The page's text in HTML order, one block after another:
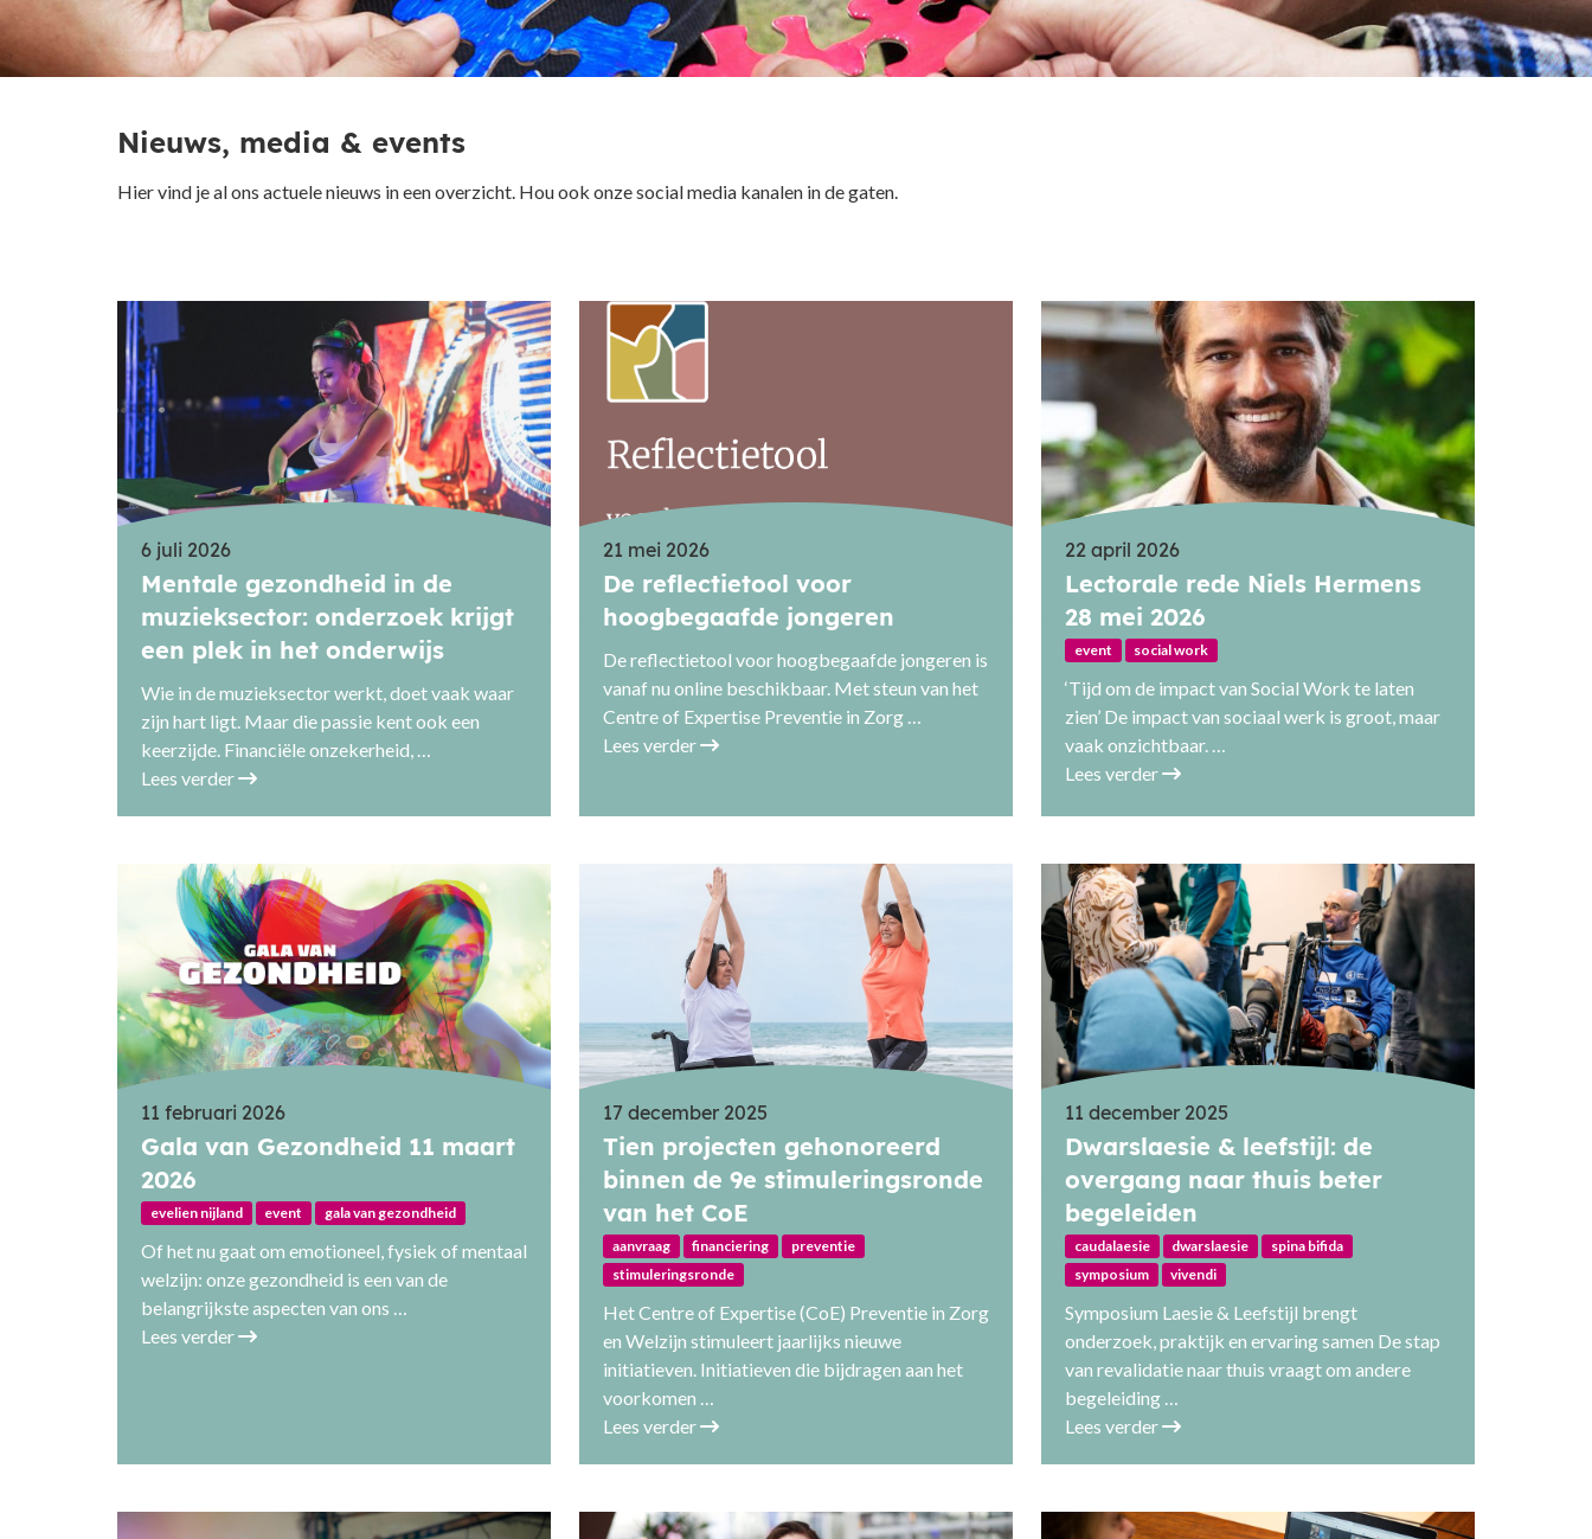
Nieuws, media & events
Hier vind je al ons actuele nieuws in een overzicht. Hou ook onze social media kanalen in de gaten.
6 juli 2026
Mentale gezondheid in de
muzieksector: onderzoek krijgt
een plek in het onderwijs
Wie in de muzieksector werkt, doet vaak waar
zijn hart ligt. Maar die passie kent ook een
keerzijde. Financiële onzekerheid, …
Lees verder
21 mei 2026
De reflectietool voor
hoogbegaafde jongeren
De reflectietool voor hoogbegaafde jongeren is
vanaf nu online beschikbaar. Met steun van het
Centre of Expertise Preventie in Zorg …
Lees verder
22 april 2026
Lectorale rede Niels Hermens
28 mei 2026
event social work
‘Tijd om de impact van Social Work te laten
zien’ De impact van sociaal werk is groot, maar
vaak onzichtbaar. …
Lees verder
11 februari 2026
Gala van Gezondheid 11 maart
2026
evelien nijland event gala van gezondheid
Of het nu gaat om emotioneel, fysiek of mentaal
welzijn: onze gezondheid is een van de
belangrijkste aspecten van ons …
Lees verder
17 december 2025
Tien projecten gehonoreerd
binnen de 9e stimuleringsronde
van het CoE
aanvraag financiering
preventie
stimuleringsronde
Het Centre of Expertise (CoE) Preventie in Zorg
en Welzijn stimuleert jaarlijks nieuwe
initiatieven. Initiatieven die bijdragen aan het
voorkomen …
Lees verder
11 december 2025
Dwarslaesie & leefstijl: de
overgang naar thuis beter
begeleiden
caudalaesie dwarslaesie
spina bifida
symposium
vivendi
Symposium Laesie & Leefstijl brengt
onderzoek, praktijk en ervaring samen De stap
van revalidatie naar thuis vraagt om andere
begeleiding …
Lees verder